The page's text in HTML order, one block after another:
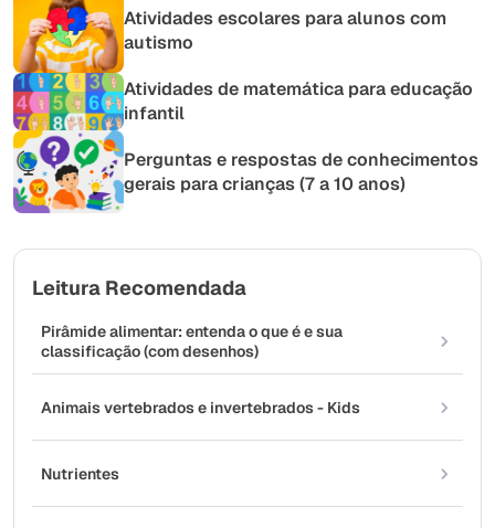
Atividades escolares para alunos com
autismo
Atividades de matemática para educação
infantil
Perguntas e respostas de conhecimentos
gerais para crianças (7 a 10 anos)
Leitura Recomendada
Pirâmide alimentar: entenda o que é e sua
classificação (com desenhos)
Animais vertebrados e invertebrados - Kids
Nutrientes